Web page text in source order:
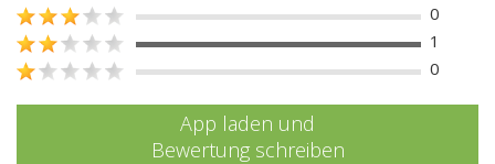
0
1
0
App laden und
Bewertung schreiben